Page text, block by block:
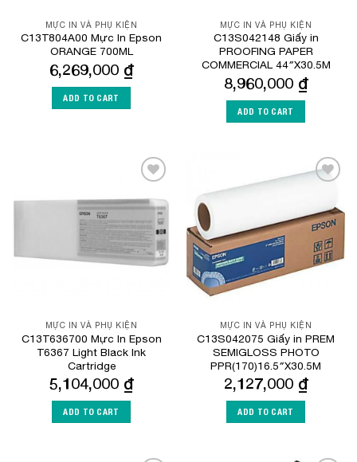
MỰC IN VÀ PHỤ KIỆN
C13T804A00 Mực In Epson
ORANGE 700ML
6,269,000 ₫
ADD TO CART
MỰC IN VÀ PHỤ KIỆN
C13S042148 Giấy in
PROOFING PAPER
COMMERCIAL 44″X30.5M
8,960,000 ₫
ADD TO CART
Wishlist
MỰC IN VÀ PHỤ KIỆN
C13T636700 Mực In Epson
T6367 Light Black Ink
Cartridge
5,104,000 ₫
ADD TO CART
MỰC IN VÀ PHỤ KIỆN
C13S042075 Giấy in PREM
SEMIGLOSS PHOTO
PPR(170)16.5″X30.5M
2,127,000 ₫
ADD TO CART